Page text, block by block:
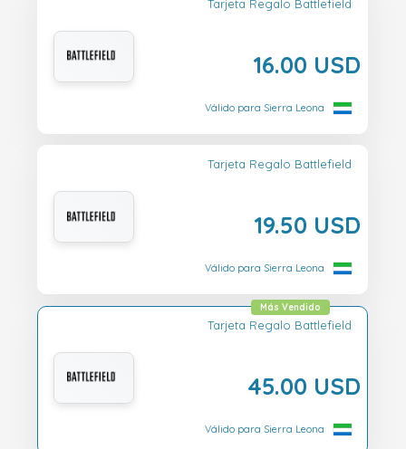
Tarjeta Regalo Battlefield
16.00 USD
Válido para Sierra Leona
Tarjeta Regalo Battlefield
19.50 USD
Válido para Sierra Leona
Tarjeta Regalo Battlefield
45.00 USD
Más Vendido
Válido para Sierra Leona